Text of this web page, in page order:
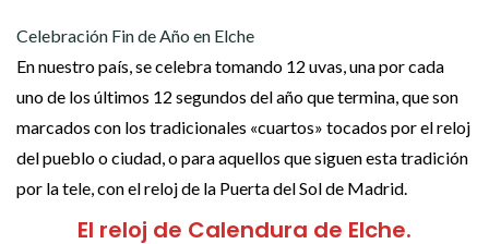
Celebración Fin de Año en Elche
En nuestro país, se celebra tomando 12 uvas, una por cada
uno de los últimos 12 segundos del año que termina, que son
marcados con los tradicionales «cuartos» tocados por el reloj
del pueblo o ciudad, o para aquellos que siguen esta tradición
por la tele, con el reloj de la Puerta del Sol de Madrid.
El reloj de Calendura de Elche.